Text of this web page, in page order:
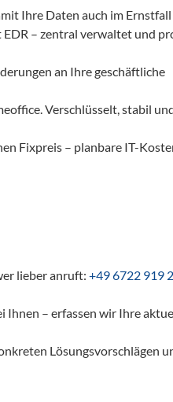
Ihre Daten auch im Ernstfall
– zentral verwaltet und
an Ihre geschäftliche
Verschlüsselt, stabil
Fixpreis – planbare IT-
lieber anruft: +49 6722 919
Ihnen – erfassen wir Ihre
Lösungsvorschlägen